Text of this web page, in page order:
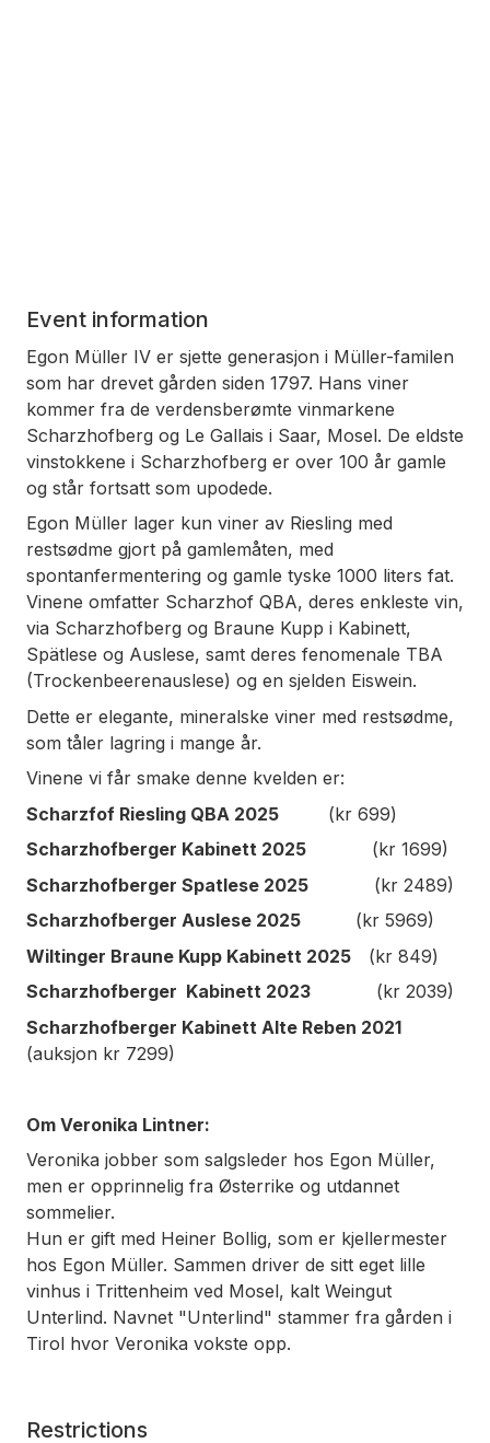
Event information
Egon Müller IV er sjette generasjon i Müller-familen
som har drevet gården siden 1797. Hans viner
kommer fra de verdensberømte vinmarkene
Scharzhofberg og Le Gallais i Saar, Mosel. De eldste
vinstokkene i Scharzhofberg er over 100 år gamle
og står fortsatt som upodede.
Egon Müller lager kun viner av Riesling med
restsødme gjort på gamlemåten, med
spontanfermentering og gamle tyske 1000 liters fat.
Vinene omfatter Scharzhof QBA, deres enkleste vin,
via Scharzhofberg og Braune Kupp i Kabinett,
Spätlese og Auslese, samt deres fenomenale TBA
(Trockenbeerenauslese) og en sjelden Eiswein.
Dette er elegante, mineralske viner med restsødme,
som tåler lagring i mange år.
Vinene vi får smake denne kvelden er:
Scharzfof Riesling QBA 2025 (kr 699)
Scharzhofberger Kabinett 2025 (kr 1699)
Scharzhofberger Spatlese 2025 (kr 2489)
Scharzhofberger Auslese 2025 (kr 5969)
Wiltinger Braune Kupp Kabinett 2025 (kr 849)
Scharzhofberger Kabinett 2023 (kr 2039)
Scharzhofberger Kabinett Alte Reben 2021
(auksjon kr 7299)
Om Veronika Lintner:
Veronika jobber som salgsleder hos Egon Müller,
men er opprinnelig fra Østerrike og utdannet
sommelier.
Hun er gift med Heiner Bollig, som er kjellermester
hos Egon Müller. Sammen driver de sitt eget lille
vinhus i Trittenheim ved Mosel, kalt Weingut
Unterlind. Navnet "Unterlind" stammer fra gården i
Tirol hvor Veronika vokste opp.
Restrictions